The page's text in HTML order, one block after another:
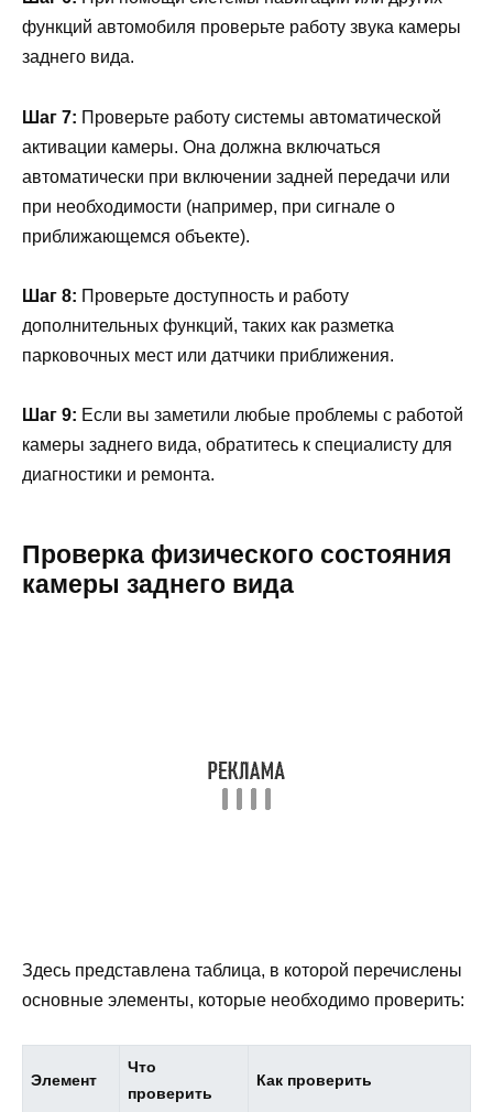
функций автомобиля проверьте работу звука камеры
заднего вида.
Шаг 7: Проверьте работу системы автоматической
активации камеры. Она должна включаться
автоматически при включении задней передачи или
при необходимости (например, при сигнале о
приближающемся объекте).
Шаг 8: Проверьте доступность и работу
дополнительных функций, таких как разметка
парковочных мест или датчики приближения.
Шаг 9: Если вы заметили любые проблемы с работой
камеры заднего вида, обратитесь к специалисту для
диагностики и ремонта.
Проверка физического состояния
камеры заднего вида
Здесь представлена таблица, в которой перечислены
основные элементы, которые необходимо проверить:
Элемент
Что
проверить
Как проверить